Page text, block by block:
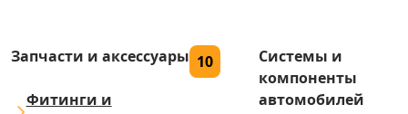
Запчасти и аксессуары 10
Фитинги и
Системы и
компоненты
автомобилей